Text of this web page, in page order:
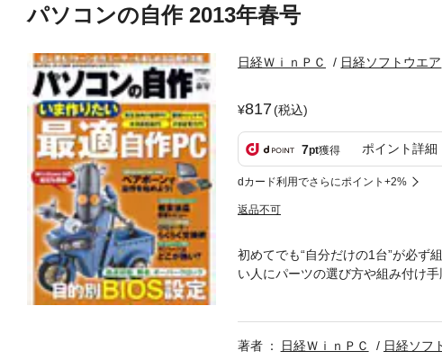
パソコンの自作 2013年春号
日経ＷｉｎＰＣ 日経ソフトウエア
817(税込)
7pt獲得 ポイント詳細
dカード利用でさらにポイント+2%
返品不可
初めてでも“自分だけの1台”が必ず
い人にパーツの選び方や組み付け
ン新入学、新生活の季節に合わせ
要望が特に強いＢＩＯＳの解説特
著者 日経ＷｉｎＰＣ
日経ソフ